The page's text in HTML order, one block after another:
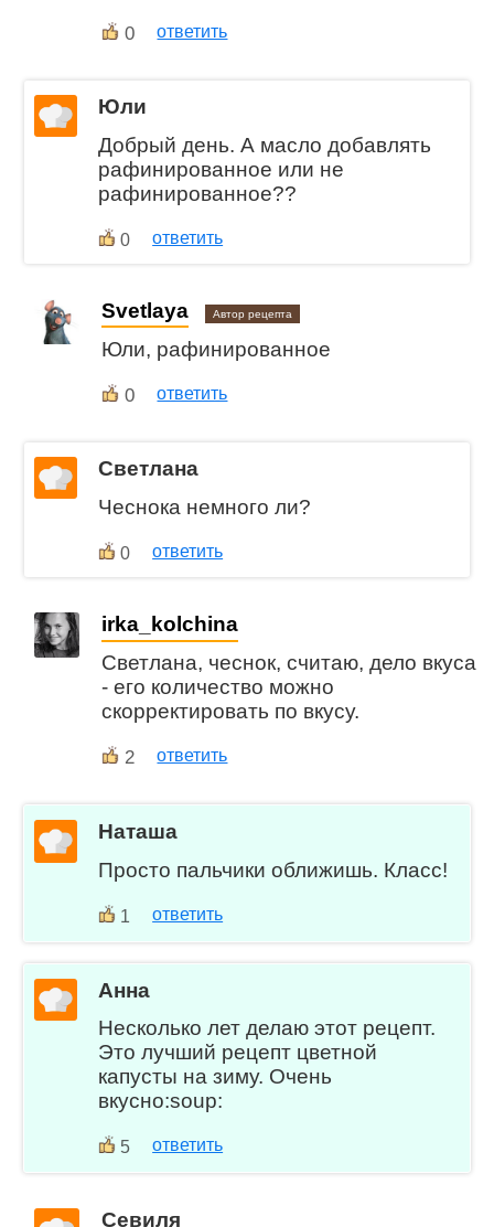
0 ответить
Юли
Добрый день. А масло добавлять
рафинированное или не
рафинированное??
0 ответить
Svetlaya Автор рецепта
Юли, рафинированное
0 ответить
Светлана
Чеснока немного ли?
0 ответить
irka_kolchina
Светлана, чеснок, считаю, дело вкуса
- его количество можно
скорректировать по вкусу.
2 ответить
Наташа
Просто пальчики оближишь. Класс!
1 ответить
Анна
Несколько лет делаю этот рецепт.
Это лучший рецепт цветной
капусты на зиму. Очень
вкусно:soup:
5 ответить
Севиля